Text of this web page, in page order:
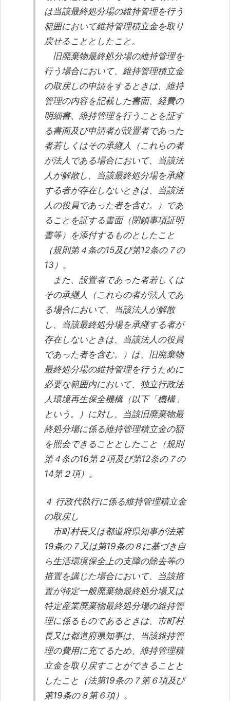
は当該最終処分場の維持管理を行う
範囲において維持管理積立金を取り
戻せることとしたこと。
旧廃棄物最終処分場の維持管理を
行う場合において、維持管理積立金
の取戻しの申請をするときは、維持
管理の内容を記載した書面、経費の
明細書、維持管理を行うことを証す
る書面及び申請者が設置者であった
者若しくはその承継人（これらの者
が法人である場合において、当該法
人が解散し、当該最終処分場を承継
する者が存在しないときは、当該法
人の役員であった者を含む。）であ
ることを証する書面（閉鎖事項証明
書等）を添付するものとしたこと
（規則第４条の15及び第12条の７の
13）。
また、設置者であった者若しくは
その承継人（これらの者が法人であ
る場合において、当該法人が解散
し、当該最終処分場を承継する者が
存在しないときは、当該法人の役員
であった者を含む。）は、旧廃棄物
最終処分場の維持管理を行うために
必要な範囲内において、独立行政法
人環境再生保全機構（以下「機構」
という。）に対し、当該旧廃棄物最
終処分場に係る維持管理積立金の額
を照会できることとしたこと（規則
第４条の16第２項及び第12条の７の
14第２項）。
４ 行政代執行に係る維持管理積立金
の取戻し
市町村長又は都道府県知事が法第
19条の７又は第19条の８に基づき自
ら生活環境保全上の支障の除去等の
措置を講じた場合において、当該措
置が特定一般廃棄物最終処分場又は
特定産業廃棄物最終処分場の維持管
理に係るものであるときは、市町村
長又は都道府県知事は、当該維持管
理の費用に充てるため、維持管理積
立金を取り戻すことができることと
したこと（法第19条の７第６項及び
第19条の８第６項）。